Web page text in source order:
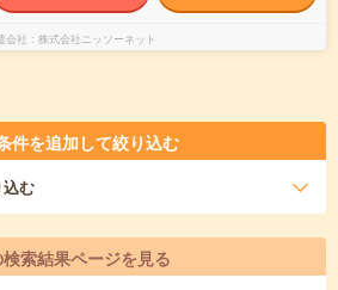
会社 株式会社ニッソーネット
件を追加して絞り込む
む
索結果ページを見る